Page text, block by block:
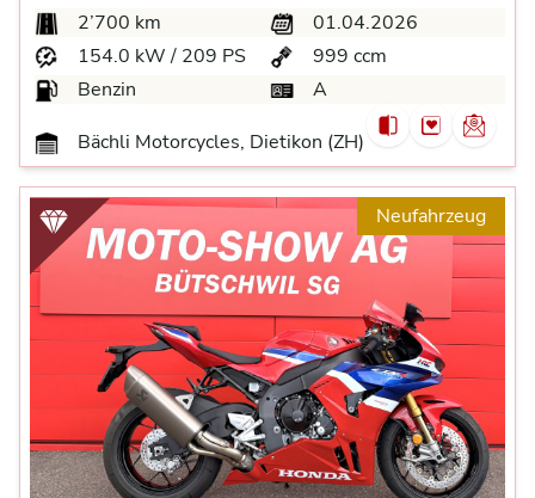
2’700 km
01.04.2026
154.0 kW / 209 PS
999 ccm
Benzin
A
Bächli Motorcycles, Dietikon (ZH)
Neufahrzeug